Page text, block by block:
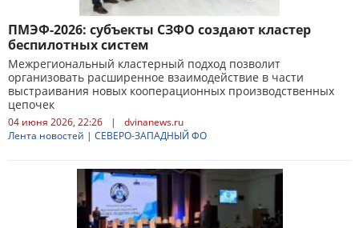
ПМЭФ-2026: субъекты СЗФО создают кластер
беспилотных систем
Межрегиональный кластерный подход позволит
организовать расширенное взаимодействие в части
выстраивания новых кооперационных производственных
цепочек
04 июня 2026, 22:26 |
dvinanews.ru
Лента новостей | СЕВЕРО-ЗАПАДНЫЙ ФО